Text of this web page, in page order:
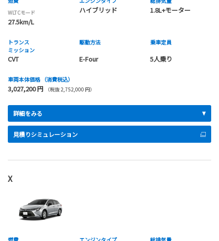
WLTCモード
27.5km/L
ハイブリッド 1.8L+モーター
トランス
ミッション
CVT
駆動方法
E-Four
乗車定員
5人乗り
車両本体価格 （消費税込）
3,027,200 円 （税抜 2,752,000 円）
詳細をみる
見積りシミュレーション
X